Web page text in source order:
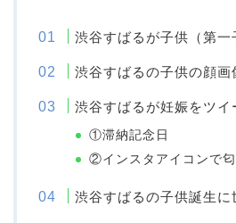
渋谷すばるが子供（第一
渋谷すばるの子供の顔画
渋谷すばるが妊娠をツイ
①滞納記念日
②インスタアイコンで
渋谷すばるの子供誕生に